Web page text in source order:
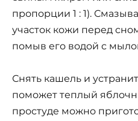
пропорции 1 : 1).
участок кожи перед
помыв его водой с
Снять кашель и
поможет теплый
простуде можно